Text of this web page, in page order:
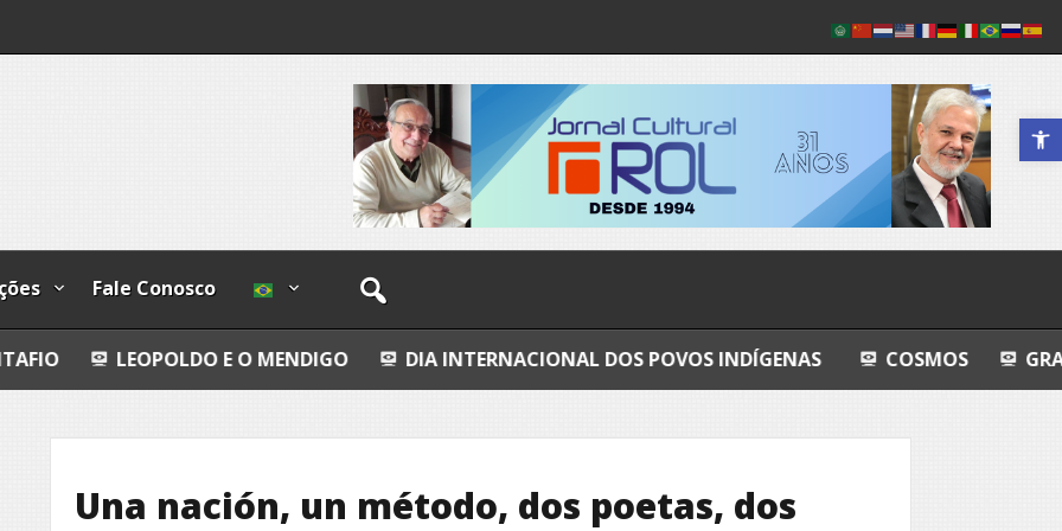
Abrir a
Fale Conosco
E O MENDIGO DIA INTERNACIONAL DOS POVOS INDÍGENAS COSMOS GRANDEZA
Una nación, un método, dos poetas, dos